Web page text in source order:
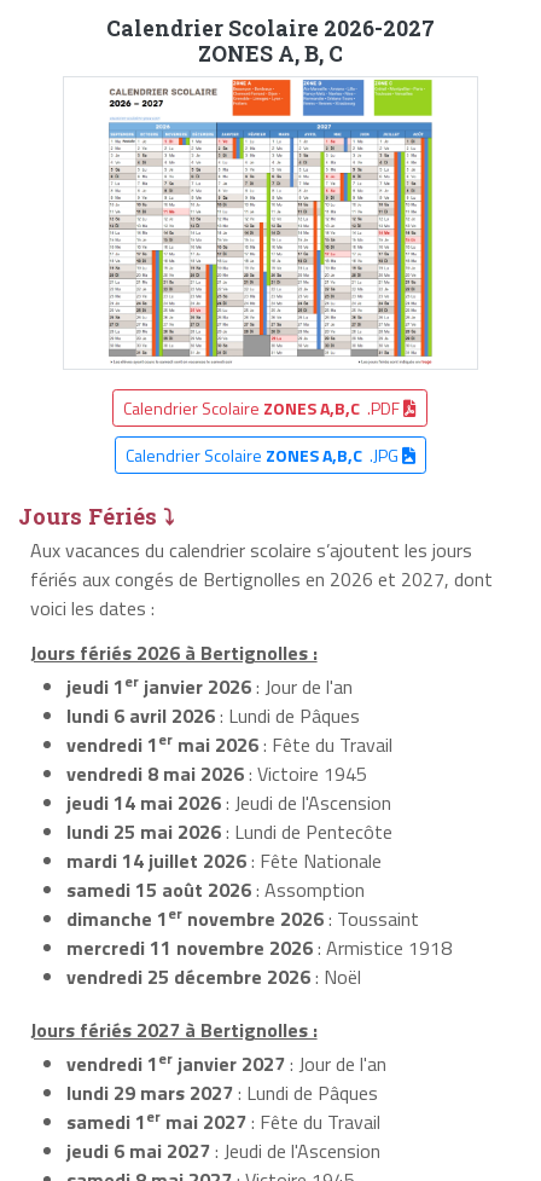
Calendrier Scolaire 2026-2027
ZONES A, B, C
Calendrier Scolaire ZONES A,B,C .PDF
Calendrier Scolaire ZONES A,B,C.JPG
Jours Fériés ⤵
Aux vacances du calendrier scolaire s’ajoutent les jours
fériés aux congés de Bertignolles en 2026 et 2027, dont
voici les dates :
Jours fériés 2026 à Bertignolles :
jeudi 1er janvier 2026: Jour de l'an
lundi 6 avril 2026: Lundi de Pâques
vendredi 1er mai 2026: Fête du Travail
vendredi 8 mai 2026: Victoire 1945
jeudi 14 mai 2026: Jeudi de l'Ascension
lundi 25 mai 2026: Lundi de Pentecôte
mardi 14 juillet 2026: Fête Nationale
samedi 15 août 2026: Assomption
dimanche 1er novembre 2026: Toussaint
mercredi 11 novembre 2026: Armistice 1918
vendredi 25 décembre 2026: Noël
Jours fériés 2027 à Bertignolles :
vendredi 1er janvier 2027: Jour de l'an
lundi 29 mars 2027: Lundi de Pâques
samedi 1er mai 2027: Fête du Travail
jeudi 6 mai 2027: Jeudi de l'Ascension